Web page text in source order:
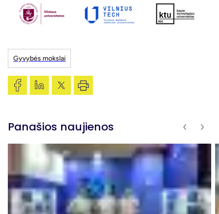
Gyvybės mokslai
Panašios naujienos